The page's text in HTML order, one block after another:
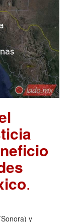
.
y